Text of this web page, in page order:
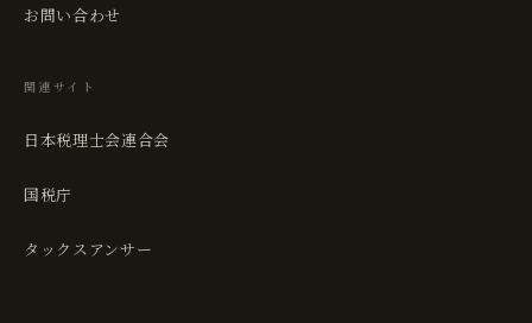
お問い合わせ
関連サイト
日本税理士会連合会
国税庁
タックスアンサー